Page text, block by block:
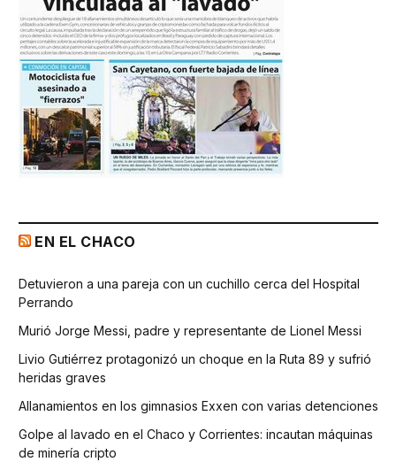
EN EL CHACO
Detuvieron a una pareja con un cuchillo cerca del Hospital
Perrando
Murió Jorge Messi, padre y representante de Lionel Messi
Livio Gutiérrez protagonizó un choque en la Ruta 89 y sufrió
heridas graves
Allanamientos en los gimnasios Exxen con varias detenciones
Golpe al lavado en el Chaco y Corrientes: incautan máquinas
de minería cripto